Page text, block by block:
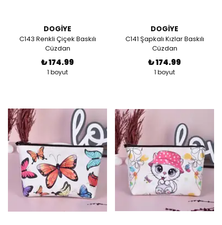
DOGİYE
C143 Renkli Çiçek Baskılı
Cüzdan
₺ 174.99
1 boyut
DOGİYE
C141 Şapkalı Kızlar Baskılı
Cüzdan
₺ 174.99
1 boyut